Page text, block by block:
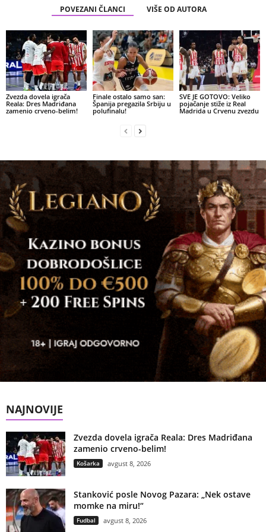
POVEZANI ČLANCI VIŠE OD AUTORA
Zvezda dovela igrača
Reala: Dres Madriđana
zamenio crveno-belim!
Finale ostalo samo san:
Španija pregazila Srbiju u
polufinalu!
SVE JE GOTOVO: Veliko
pojačanje stiže iz Real
Madrida u Crvenu zvezdu
NAJNOVIJE
Zvezda dovela igrača Reala: Dres Madriđana
zamenio crveno-belim!
Košarka avgust 8, 2026
Stanković posle Novog Pazara: „Nek ostave
momke na miru!“
Fudbal avgust 8, 2026